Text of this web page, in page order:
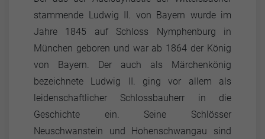
stammende Ludwig II. von Bayern wurde im
Jahre 1845 auf Schloss Nymphenburg in
München geboren und war ab 1864 der König
von Bayern. Der auch als Märchenkönig
bezeichnete Ludwig II. ging vor allem als
leidenschaftlicher Schlossbauherr in die
Geschichte ein. Seine Schlösser
Neuschwanstein und Hohenschwangau sind